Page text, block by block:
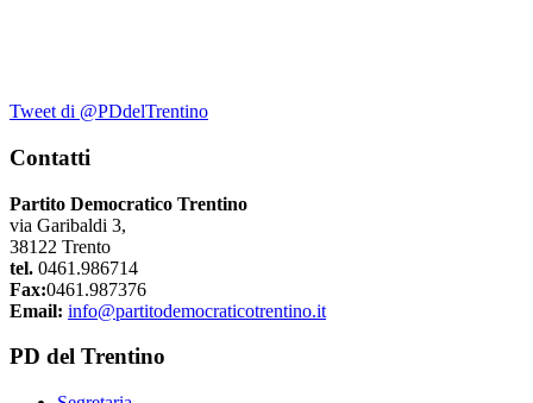
Tweet di @PDdelTrentino
Contatti
Partito Democratico Trentino
via Garibaldi 3,
38122 Trento
tel. 0461.986714
Fax:0461.987376
Email: info@partitodemocraticotrentino.it
PD del Trentino